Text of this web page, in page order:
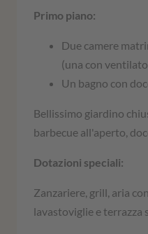
Primo piano:
Due camere
(una con
Un bagno con
Bellissimo giardino
barbecue all'aperto,
Dotazioni speciali:
Zanzariere, grill, aria
lavastoviglie e terrazza